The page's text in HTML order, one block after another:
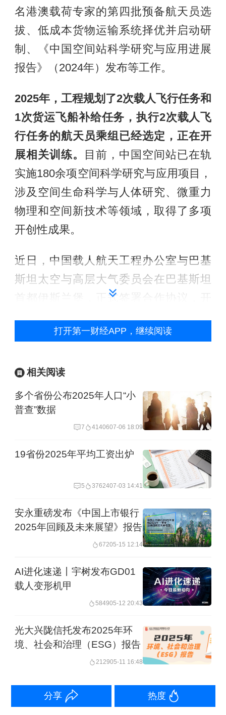
名港澳载荷专家的第四批预备航天员选
拔、低成本货物运输系统择优并启动研
制、《中国空间站科学研究与应用进展
报告》（2024年）发布等工作。
2025年，工程规划了2次载人飞行任务和
1次货运飞船补给任务，执行2次载人飞
行任务的航天员乘组已经选定，正在开
展相关训练。
目前，中国空间站已在轨
实施180余项空间科学研究与应用项目，
涉及空间生命科学与人体研究、微重力
物理和空间新技术等领域，取得了多项
开创性成果。
近日，中国载人航天工程办公室与巴基
斯坦太空与高层大气委员会在巴基斯坦
首都伊斯兰堡，正式签署合作协议，开
的新篇章，迈出了中国选拔训练外籍航
步。按计划，双方将利用一年左右的时
间完成选拔工作，巴基斯坦航天员将在
中国接受全方位的系统训练。根据中国
空间站的飞行任务规划安排，将在未来
几年内择机安排巴基斯坦航天员与中国
航天员一道进入中国空间站执行短期飞
与此同时， 瞄准2030年前实现中国人首
次登陆月球的目标，载人月球探测工程
稳步推进。目前，长征十号运载火箭、
梦舟载人飞船、揽月月面着陆器、望宇
登月服、探索载人月球车等主要飞行产
品处于初样研制阶段，取得了阶段性进
展，文昌发射场登月任务相关测试发射
设施设备正在有序开展研制建设，测控
通信、着陆场等地面系统已完成总体方
案，将陆续开展各项目建设。后续，
打开第一财经APP，继续阅读
相关阅读
多个省份公布2025年人口“小
普查”数据
7 4140607-06 18:09
19省份2025年平均工资出炉
5 3762407-03 14:41
安永重磅发布《中国上市银行
2025年回顾及未来展望》报告
67205-15 12:14
AI进化速递丨宇树发布GD01
载人变形机甲
584905-12 20:43
光大兴陇信托发布2025年环
境、社会和治理（ESG）报告
212905-11 16:48
分享 热度